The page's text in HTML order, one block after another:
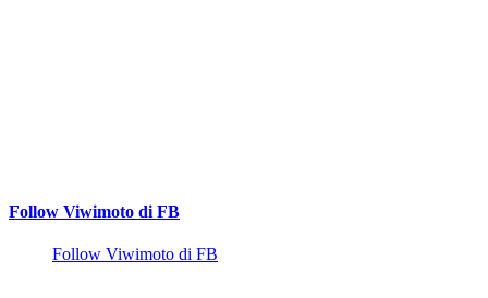
Follow Viwimoto di FB
Follow Viwimoto di FB